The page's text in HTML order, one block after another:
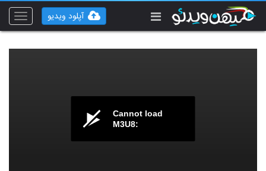
Toggle
آپلود ویدیو
Cannot load
M3U8: